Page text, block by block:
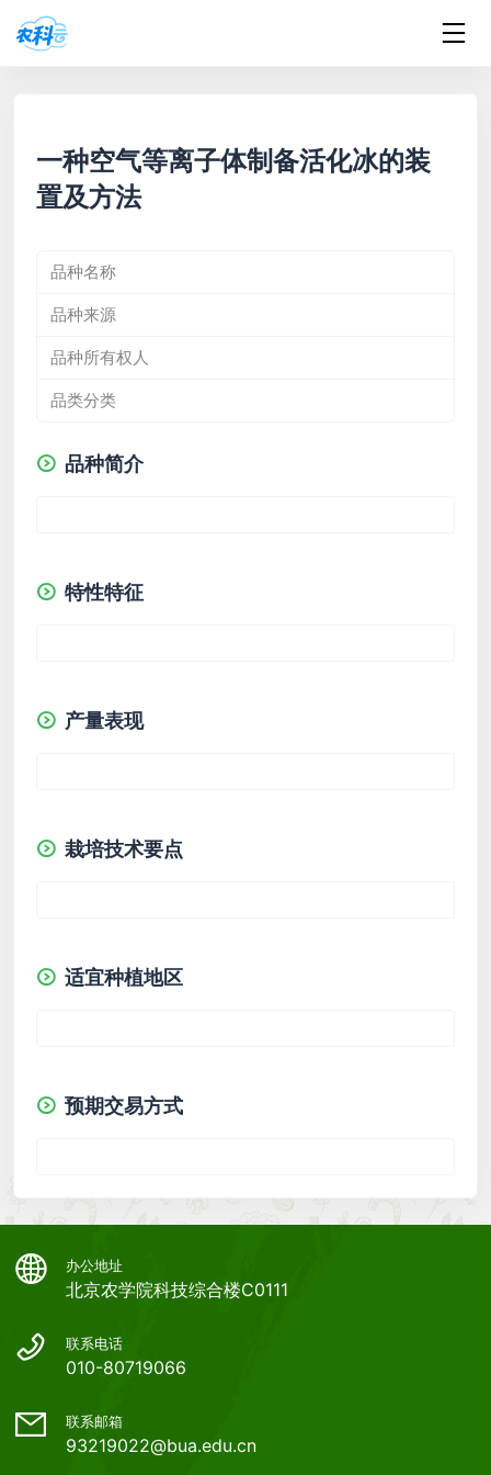
一种空气等离子体制备活化冰的装
置及方法
品种名称
品种来源
品种所有权人
品类分类
品种简介
特性特征
产量表现
栽培技术要点
适宜种植地区
预期交易方式
办公地址
北京农学院科技综合楼C0111
联系电话
010-80719066
联系邮箱
93219022@bua.edu.cn